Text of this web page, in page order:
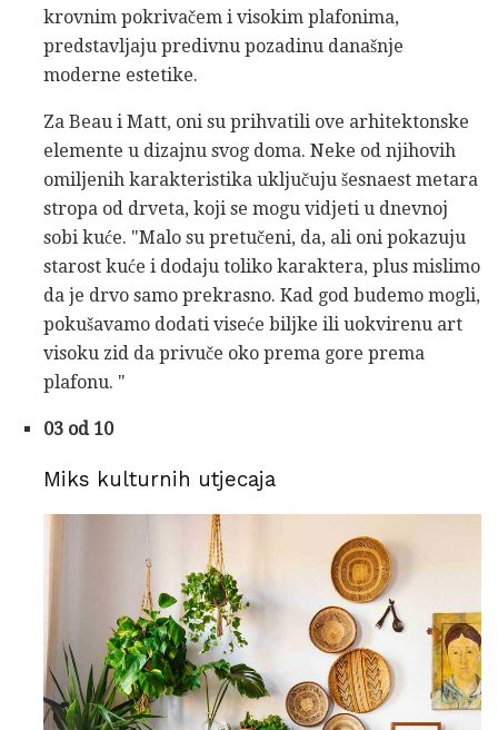
krovnim pokrivačem i visokim plafonima,
predstavljaju predivnu pozadinu današnje
moderne estetike.
Za Beau i Matt, oni su prihvatili ove arhitektonske
elemente u dizajnu svog doma. Neke od njihovih
omiljenih karakteristika uključuju šesnaest metara
stropa od drveta, koji se mogu vidjeti u dnevnoj
sobi kuće. "Malo su pretučeni, da, ali oni pokazuju
starost kuće i dodaju toliko karaktera, plus mislimo
da je drvo samo prekrasno. Kad god budemo mogli,
pokušavamo dodati viseće biljke ili uokvirenu art
visoku zid da privuče oko prema gore prema
plafonu. "
03 od 10
Miks kulturnih utjecaja